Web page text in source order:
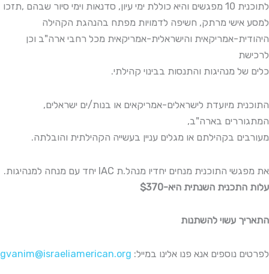
לתוכנית 10 מפגשים והיא כוללת ימי עיון, סדנאות וימי סיור שבהם ,תזכו
למסע אישי מרתק, חשיפה לדמויות מפתח בהנהגת הקהילה
היהודית-אמריקאית והישראלית-אמריקאית מכל רחבי ארה"ב וכן
לרכישת
כלים של מנהיגות והתנסות בבינוי קהילתי.
התוכנית מיועדת לישראלים-אמריקאים או בנות/ים ישראלים,
המתגוררים בארה"ב,
מעורבים בקהילתם או מגלים עניין בעשייה הקהילתית והובלתה.
את מפגשי התוכנית מנחים יחדיו מנהל.ת IAC יחד עם מנחה למנהיגות.
עלות התכנית השנתית היא-$370
התאריך עשוי להשתנות
לפרטים נוספים אנא פנו אלינו במייל: gvanim@israeliamerican.org